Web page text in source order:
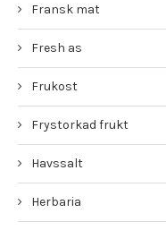
Fransk mat
Fresh as
Frukost
Frystorkad frukt
Havssalt
Herbaria